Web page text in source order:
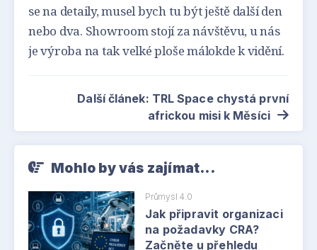
se na detaily, musel bych tu být ještě další den
nebo dva. Showroom stojí za návštěvu, u nás
je výroba na tak velké ploše málokde k vidění.
Další článek: TRL Space chystá první
africkou misi k Měsíci
Mohlo by vás zajímat...
Průmysl 4.0
Jak připravit organizaci
na požadavky CRA?
Začněte u přehledu